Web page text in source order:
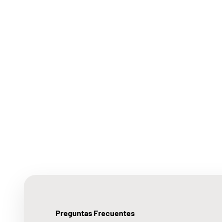
Preguntas Frecuentes